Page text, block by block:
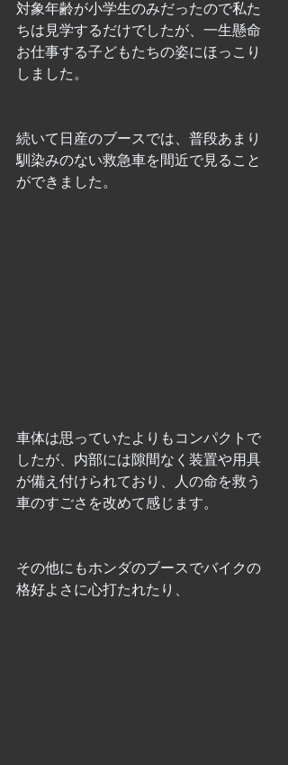
対象年齢が小学生のみだったので私た
ちは見学するだけでしたが、一生懸命
お仕事する子どもたちの姿にほっこり
しました。
続いて日産のブースでは、普段あまり
馴染みのない救急車を間近で見ること
ができました。
車体は思っていたよりもコンパクトで
したが、内部には隙間なく装置や用具
が備え付けられており、人の命を救う
車のすごさを改めて感じます。
その他にもホンダのブースでバイクの
格好よさに心打たれたり、